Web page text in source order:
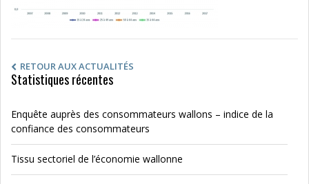
RETOUR AUX ACTUALITÉS
Statistiques récentes
Enquête auprès des consommateurs wallons – indice de la
confiance des consommateurs
Tissu sectoriel de l’économie wallonne